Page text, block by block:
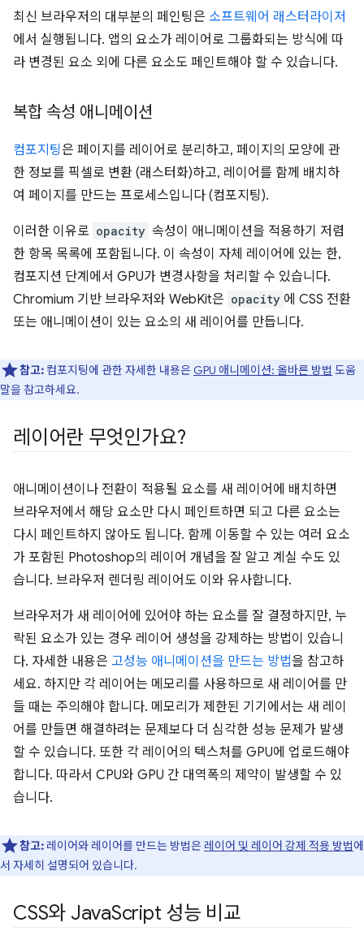
최신 브라우저의 대부분의 페인팅은 소프트웨어 래스터라이저
에서 실행됩니다. 앱의 요소가 레이어로 그룹화되는 방식에 따
라 변경된 요소 외에 다른 요소도 페인트해야 할 수 있습니다.
복합 속성 애니메이션
컴포지팅은 페이지를 레이어로 분리하고, 페이지의 모양에 관
한 정보를 픽셀로 변환 (래스터화)하고, 레이어를 함께 배치하
여 페이지를 만드는 프로세스입니다 (컴포지팅).
이러한 이유로 opacity 속성이 애니메이션을 적용하기 저렴
한 항목 목록에 포함됩니다. 이 속성이 자체 레이어에 있는 한,
컴포지션 단계에서 GPU가 변경사항을 처리할 수 있습니다.
Chromium 기반 브라우저와 WebKit은 opacity 에 CSS 전환
또는 애니메이션이 있는 요소의 새 레이어를 만듭니다.
참고: 컴포지팅에 관한 자세한 내용은 GPU 애니메이션: 올바른 방법 도움
말을 참고하세요.
레이어란 무엇인가요?
애니메이션이나 전환이 적용될 요소를 새 레이어에 배치하면
브라우저에서 해당 요소만 다시 페인트하면 되고 다른 요소는
다시 페인트하지 않아도 됩니다. 함께 이동할 수 있는 여러 요소
가 포함된 Photoshop의 레이어 개념을 잘 알고 계실 수도 있
습니다. 브라우저 렌더링 레이어도 이와 유사합니다.
브라우저가 새 레이어에 있어야 하는 요소를 잘 결정하지만, 누
락된 요소가 있는 경우 레이어 생성을 강제하는 방법이 있습니
다. 자세한 내용은 고성능 애니메이션을 만드는 방법을 참고하
세요. 하지만 각 레이어는 메모리를 사용하므로 새 레이어를 만
들 때는 주의해야 합니다. 메모리가 제한된 기기에서는 새 레이
어를 만들면 해결하려는 문제보다 더 심각한 성능 문제가 발생
할 수 있습니다. 또한 각 레이어의 텍스처를 GPU에 업로드해야
합니다. 따라서 CPU와 GPU 간 대역폭의 제약이 발생할 수 있
습니다.
참고: 레이어와 레이어를 만드는 방법은 레이어 및 레이어 강제 적용 방법에
서 자세히 설명되어 있습니다.
CSS와 JavaScript 성능 비교